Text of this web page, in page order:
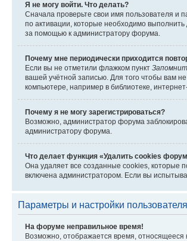
Я не могу войти. Что делать?
Сначала проверьте свои имя пользователя и
по активации, которые необходимо
за помощью к администратору форума.
Почему мне периодически приходится
Если вы не отметили флажком пункт
вашей учётной записью. Для того чтобы вам
компьютере, например в библиотеке,
Почему я не могу зарегистрироваться?
Возможно, администратор форума
администратору форума.
Что делает функция «Удалить cookies
Она удаляет все созданные cookies, которые
включена администратором. Если вы
Параметры и настройки пользователя
На форуме неправильное время!
Возможно, отображается время, относящееся